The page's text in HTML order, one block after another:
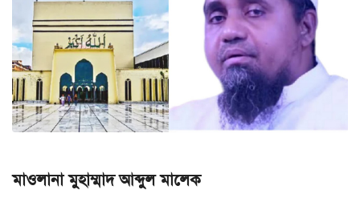
মাওলানা মুহাম্মাদ আব্দুল মালেক